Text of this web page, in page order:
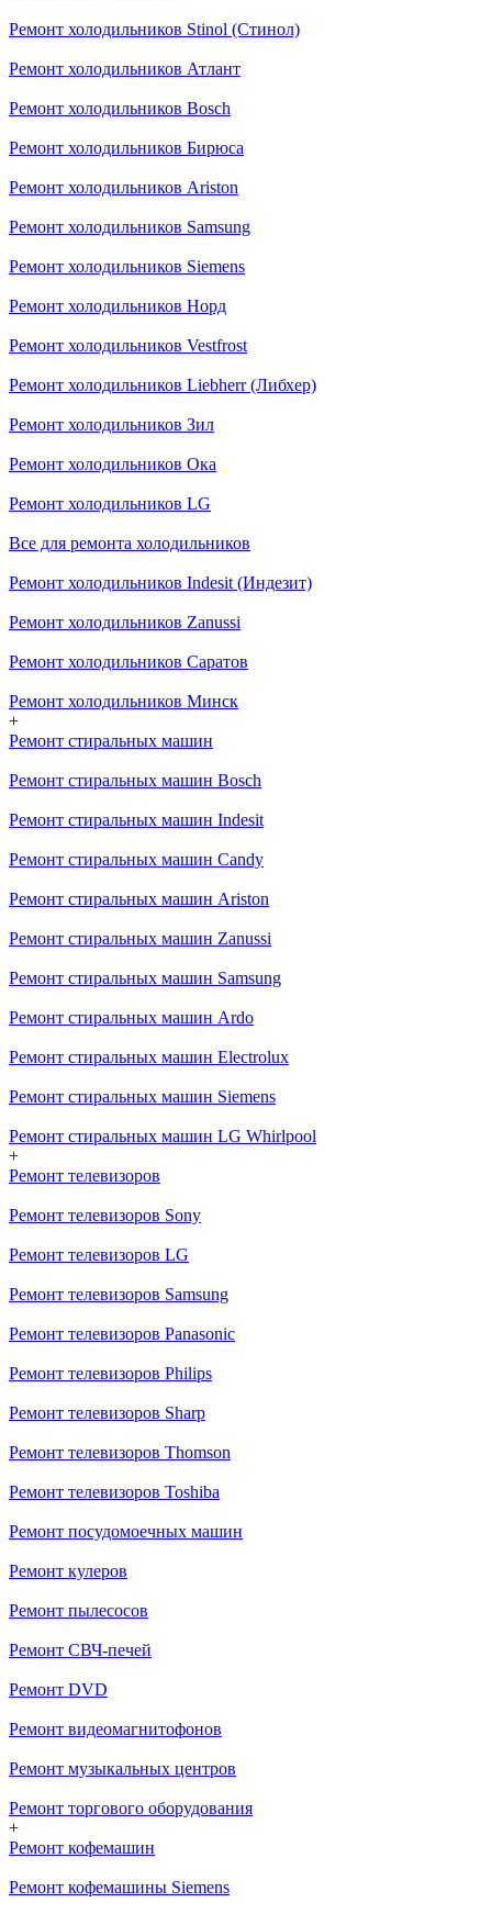
Ремонт холодильников Stinol (Стинол)
Ремонт холодильников Атлант
Ремонт холодильников Bosch
Ремонт холодильников Бирюса
Ремонт холодильников Ariston
Ремонт холодильников Samsung
Ремонт холодильников Siemens
Ремонт холодильников Норд
Ремонт холодильников Vestfrost
Ремонт холодильников Liebherr (Либхер)
Ремонт холодильников Зил
Ремонт холодильников Ока
Ремонт холодильников LG
Все для ремонта холодильников
Ремонт холодильников Indesit (Индезит)
Ремонт холодильников Zanussi
Ремонт холодильников Саратов
Ремонт холодильников Минск
+
Ремонт стиральных машин
Ремонт стиральных машин Bosch
Ремонт стиральных машин Indesit
Ремонт стиральных машин Candy
Ремонт стиральных машин Ariston
Ремонт стиральных машин Zanussi
Ремонт стиральных машин Samsung
Ремонт стиральных машин Ardo
Ремонт стиральных машин Electrolux
Ремонт стиральных машин Siemens
Ремонт стиральных машин LG Whirlpool
+
Ремонт телевизоров
Ремонт телевизоров Sony
Ремонт телевизоров LG
Ремонт телевизоров Samsung
Ремонт телевизоров Panasonic
Ремонт телевизоров Philips
Ремонт телевизоров Sharp
Ремонт телевизоров Thomson
Ремонт телевизоров Toshiba
Ремонт посудомоечных машин
Ремонт кулеров
Ремонт пылесосов
Ремонт СВЧ-печей
Ремонт DVD
Ремонт видеомагнитофонов
Ремонт музыкальных центров
Ремонт торгового оборудования
+
Ремонт кофемашин
Ремонт кофемашины Siemens